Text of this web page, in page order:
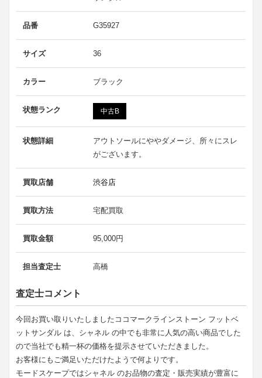
品番 G35927
サイズ 36
カラー ブラック
状態ランク 中古B
状態詳細
アウトソールにややダメージ、所々にスレ
がございます。
買取店舗 渋谷店
買取方法 宅配買取
買取金額 95,000円
担当査定士 高橋
査定士コメント
今回お買い取りいたしましたココマークラインストーン フットベ
ットサンダル は、シャネル の中でも非常に人気の高い商品でした
ので当社でも精一杯の価格を提示させていただきました。
お客様にもご満足いただけたようで何よりです。
モードスケープではシャネル のお品物の査定・販売実績が豊富に